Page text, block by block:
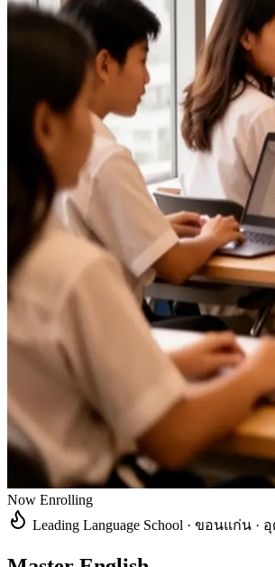
Now Enrolling
Leading Language School · ขอนแก่น ·